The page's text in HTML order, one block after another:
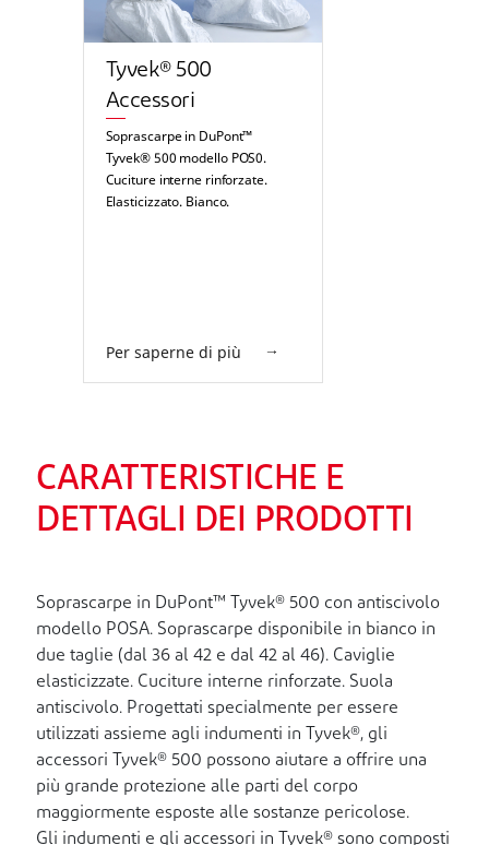
Tyvek® 500
Accessori
Soprascarpe in DuPont™
Tyvek® 500 modello POS0.
Cuciture interne rinforzate.
Elasticizzato. Bianco.
Per saperne di più
CARATTERISTICHE E
DETTAGLI DEI PRODOTTI
Soprascarpe in DuPont™ Tyvek® 500 con antiscivolo
modello POSA. Soprascarpe disponibile in bianco in
due taglie (dal 36 al 42 e dal 42 al 46). Caviglie
elasticizzate. Cuciture interne rinforzate. Suola
antiscivolo. Progettati specialmente per essere
utilizzati assieme agli indumenti in Tyvek®, gli
accessori Tyvek® 500 possono aiutare a offrire una
più grande protezione alle parti del corpo
maggiormente esposte alle sostanze pericolose.
Gli indumenti e gli accessori in Tyvek® sono composti